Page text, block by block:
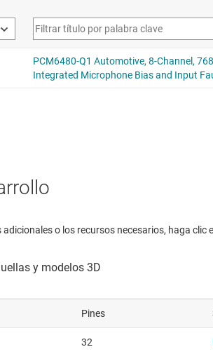
o los recursos necesarios, haga
Pines
32